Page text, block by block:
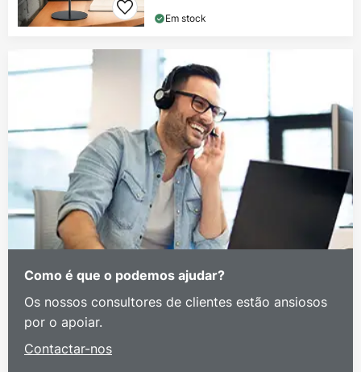
Em stock
Como é que o podemos ajudar?
Os nossos consultores de clientes estão ansiosos
por o apoiar.
Contactar-nos